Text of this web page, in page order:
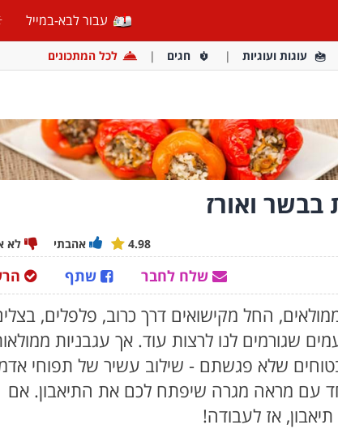
עבור לבא-במייל
עוגות ועוגיות חגים לכל המתכונים
בבשר ואורז
אהבתי לא 4.98
שתף שלח לחבר
החל מקישואים דרך כרוב, פלפלים,
שגורמים לנו לרצות עוד. אך עגבניות
שלא פגשתם - שילוב עשיר של תפוחי
עם מראה מגרה שיפתח לכם את התיאבון. אם
אז לעבודה!